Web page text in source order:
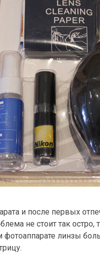
и после первых
не стоит так
фотоаппарате линзы